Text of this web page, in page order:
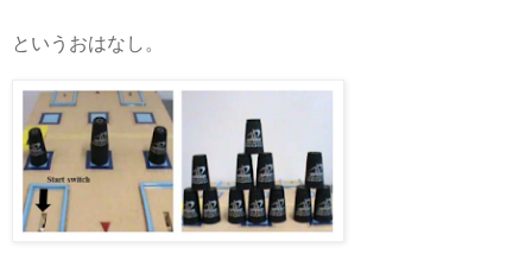
というおはなし。